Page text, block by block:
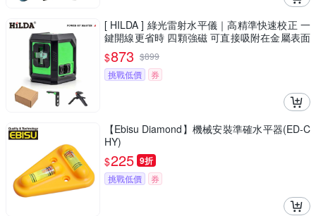
[ HILDA ] 綠光雷射水平儀｜高精準快速校正 一
鍵開線更省時 四顆強磁 可直接吸附在金屬表面
LS-298
$873 $899
挑戰低價
券
【Ebisu Diamond】機械安裝準確水平器(ED-C
HY)
$225 9折
挑戰低價 券